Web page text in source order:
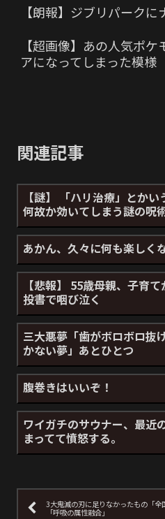
【朗報】ジブリパーク
【超画像】あの人気ポ
アになってしまった模様
関連記事
【謎】 「ハリ治療」とか
何故か効いてしまう謎の呪
あかん、久々に何も楽しく
【悲報】 55歳母親、子育
投書で咽び泣く
三大悪夢「歯がボロボロ抜
かない夢」あとひとつ
腹巻きはいいぞ！
ワイガチのサウナー、最近
まってて憤怒する。
3大鬼滅の刃に足りなかったもの「全
「呼吸の属性融合」